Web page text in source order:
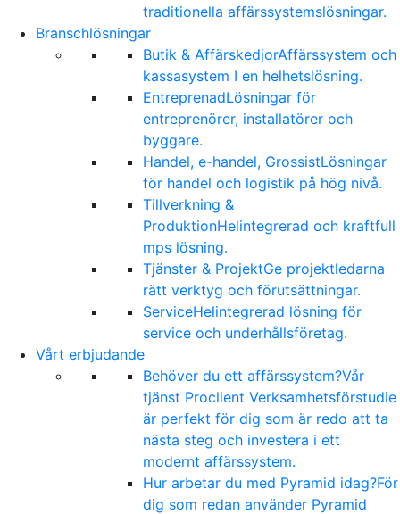
traditionella affärssystemslösningar.
Branschlösningar
Butik & AffärskedjorAffärssystem och
kassasystem I en helhetslösning.
EntreprenadLösningar för
entreprenörer, installatörer och
byggare.
Handel, e-handel, GrossistLösningar
för handel och logistik på hög nivå.
Tillverkning &
ProduktionHelintegrerad och kraftfull
mps lösning.
Tjänster & ProjektGe projektledarna
rätt verktyg och förutsättningar.
ServiceHelintegrerad lösning för
service och underhållsföretag.
Vårt erbjudande
Behöver du ett affärssystem?Vår
tjänst Proclient Verksamhetsförstudie
är perfekt för dig som är redo att ta
nästa steg och investera i ett
modernt affärssystem.
Hur arbetar du med Pyramid idag?För
dig som redan använder Pyramid